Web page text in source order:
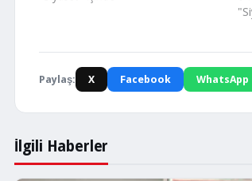
Paylaş: X Facebook WhatsApp
İlgili Haberler